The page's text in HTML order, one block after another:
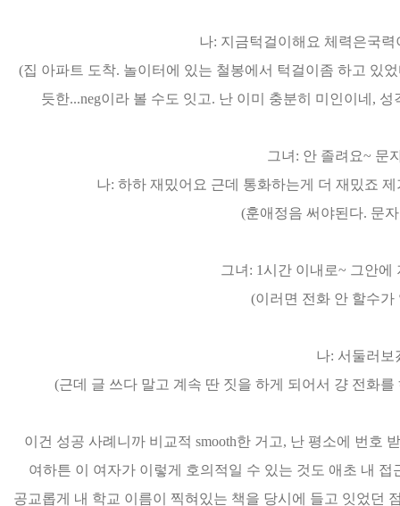
나: 지금턱걸이해요 체력은국
(집 아파트 도착. 놀이터에 있는 철봉에서 턱걸이좀 하고 있
듯한...neg이라 볼 수도 잇고. 난 이미 충분히 미인이네,
그녀: 안 졸려요~ 문
나: 하하 재밌어요 근데 통화하는게 더 재밌죠
(훈애정음 써야된다. 문
그녀: 1시간 이내로~ 그안
(이러면 전화 안 할수가
나: 서둘러보
(근데 글 쓰다 말고 계속 딴 짓을 하게 되어서 걍 전화
이건 성공 사례니까 비교적 smooth한 거고, 난 평소에 번호
여하튼 이 여자가 이렇게 호의적일 수 있는 것도 애초 내
공교롭게 내 학교 이름이 찍혀있는 책을 당시에 들고 잇었던